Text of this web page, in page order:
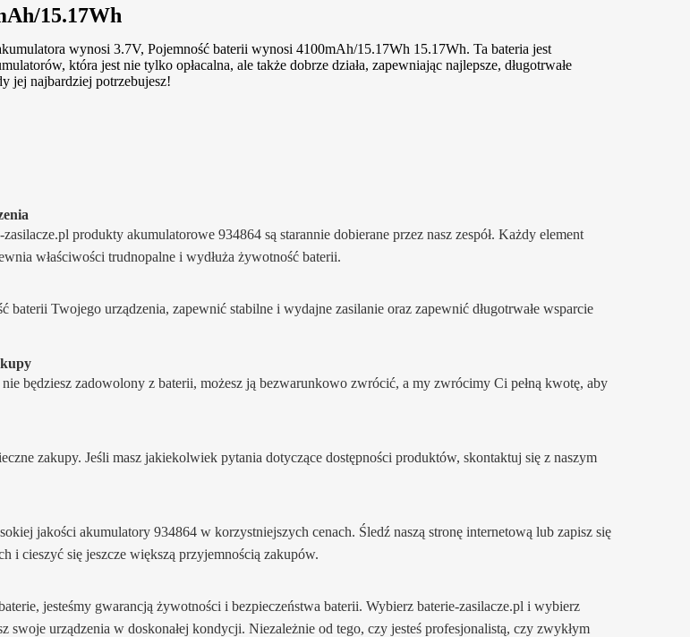
15.17Wh
wynosi 3.7V, Pojemność baterii wynosi 4100mAh/15.17Wh 15.17Wh. Ta bateria jest
która jest nie tylko opłacalna, ale także dobrze działa, zapewniając najlepsze, długotrwałe
jej najbardziej potrzebujesz!
produkty akumulatorowe 934864 są starannie dobierane przez nasz zespół. Każdy element
właściwości trudnopalne i wydłuża żywotność baterii.
baterii Twojego urządzenia, zapewnić stabilne i wydajne zasilanie oraz zapewnić długotrwałe wsparcie
będziesz zadowolony z baterii, możesz ją bezwarunkowo zwrócić, a my zwrócimy Ci pełną kwotę, aby
zakupy. Jeśli masz jakiekolwiek pytania dotyczące dostępności produktów, skontaktuj się z naszym
jakości akumulatory 934864 w korzystniejszych cenach. Śledź naszą stronę internetową lub zapisz się
i cieszyć się jeszcze większą przyjemnością zakupów.
jesteśmy gwarancją żywotności i bezpieczeństwa baterii. Wybierz baterie-zasilacze.pl i wybierz
urządzenia w doskonałej kondycji. Niezależnie od tego, czy jesteś profesjonalistą, czy zwykłym